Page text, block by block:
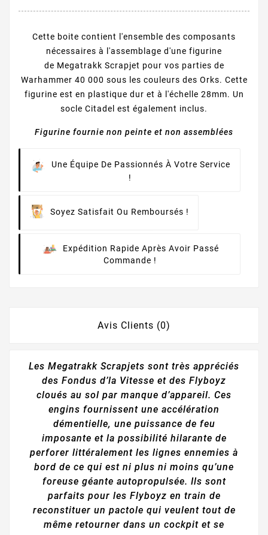
Cette boite contient l'ensemble des composants
nécessaires à l'assemblage d'une figurine
de Megatrakk Scrapjet pour vos parties de
Warhammer 40 000 sous les couleurs des Orks. Cette
figurine est en plastique dur et à l'échelle 28mm. Un
socle Citadel est également inclus.
Figurine fournie non peinte et non assemblées
Une Équipe De Passionnés À Votre Service
!
Soyez Satisfait Ou Remboursés !
Expédition Rapide Après Avoir Passé
Commande !
Avis Clients (0)
Les Megatrakk Scrapjets sont très appréciés
des Fondus d’la Vitesse et des Flyboyz
cloués au sol par manque d’appareil. Ces
engins fournissent une accélération
démentielle, une puissance de feu
imposante et la possibilité hilarante de
perforer littéralement les lignes ennemies à
bord de ce qui est ni plus ni moins qu’une
foreuse géante autopropulsée. Ils sont
parfaits pour les Flyboyz en train de
reconstituer un pactole qui veulent tout de
même retourner dans un cockpit et se